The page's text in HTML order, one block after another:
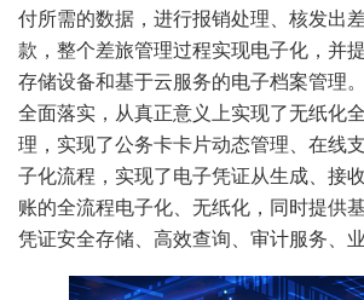
付所需的数据，进行报销处理、核发出
款，整个差旅管理过程实现电子化，并
存储设备和基于云服务的电子档案管理
全面落实，从真正意义上实现了无纸化
理，实现了公务卡卡片动态管理、在线
子化流程，实现了电子凭证从生成、接
账的全流程电子化、无纸化，同时提供
凭证安全存储、高效查询、审计服务、